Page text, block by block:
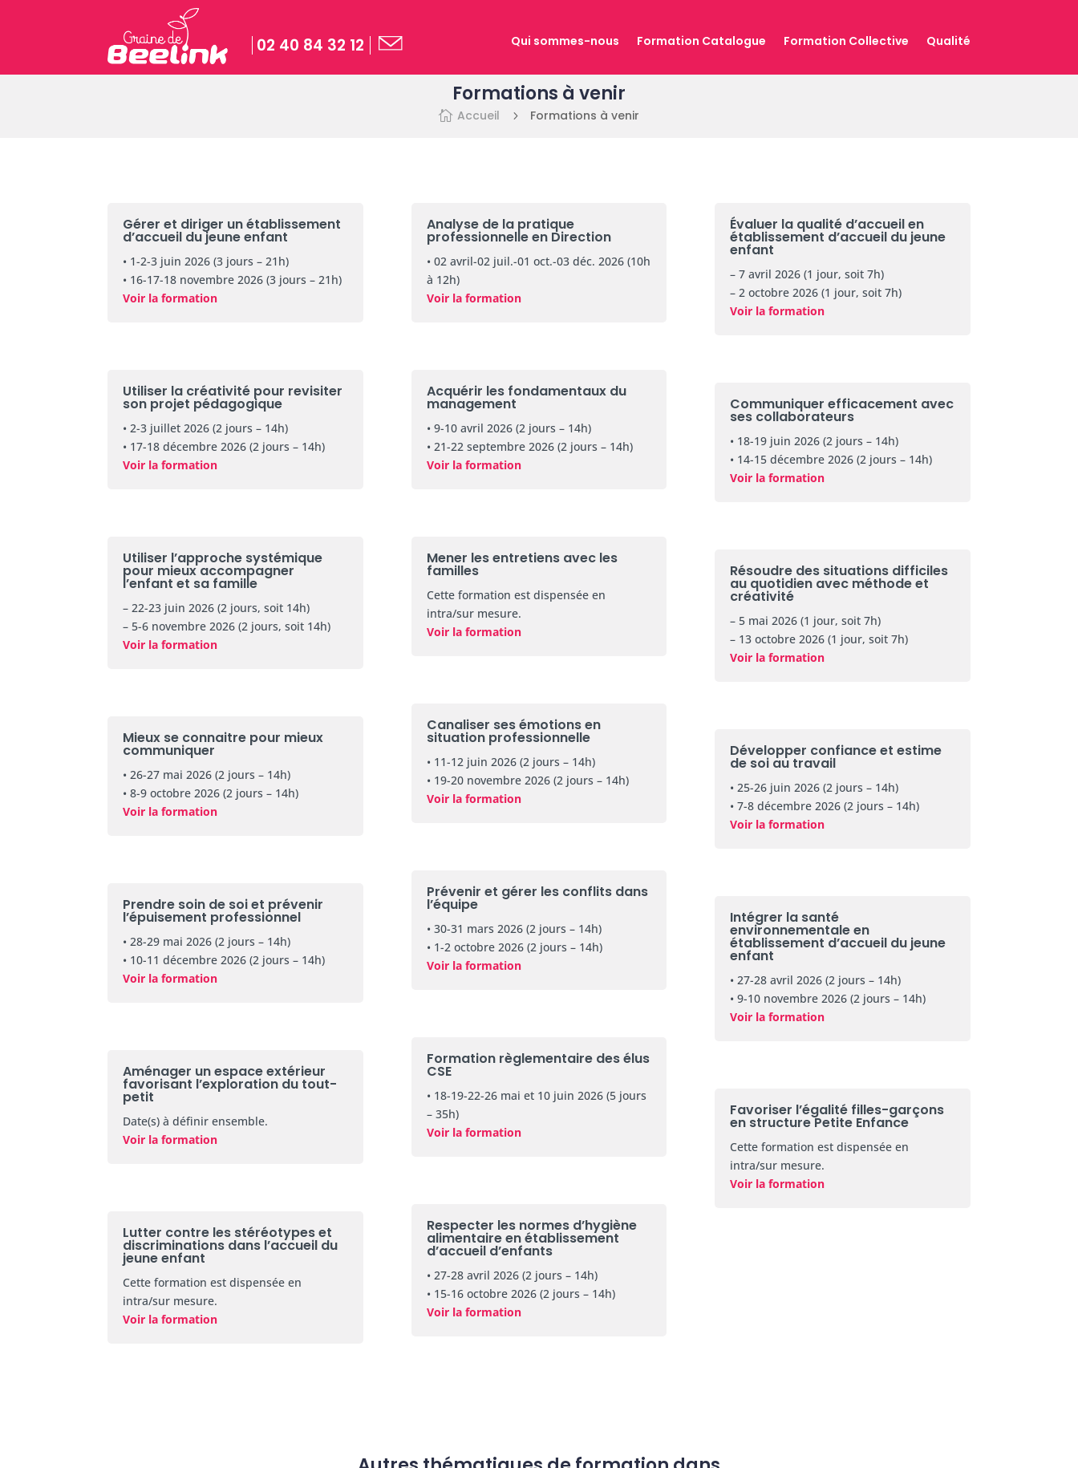
02 40 84 32 12 Qui sommes-nous Formation Catalogue Formation Collective Qualité
Formations à venir
 Accueil 5 Formations à venir
Gérer et diriger un établissement
d’accueil du jeune enfant
• 1-2-3 juin 2026 (3 jours – 21h)
• 16-17-18 novembre 2026 (3 jours – 21h)
Voir la formation
Utiliser la créativité pour revisiter
son projet pédagogique
• 2-3 juillet 2026 (2 jours – 14h)
• 17-18 décembre 2026 (2 jours – 14h)
Voir la formation
Utiliser l’approche systémique
pour mieux accompagner
l’enfant et sa famille
– 22-23 juin 2026 (2 jours, soit 14h)
– 5-6 novembre 2026 (2 jours, soit 14h)
Voir la formation
Mieux se connaitre pour mieux
communiquer
• 26-27 mai 2026 (2 jours – 14h)
• 8-9 octobre 2026 (2 jours – 14h)
Voir la formation
Prendre soin de soi et prévenir
l’épuisement professionnel
• 28-29 mai 2026 (2 jours – 14h)
• 10-11 décembre 2026 (2 jours – 14h)
Voir la formation
Aménager un espace extérieur
favorisant l’exploration du tout-
petit
Date(s) à définir ensemble.
Voir la formation
Lutter contre les stéréotypes et
discriminations dans l’accueil du
jeune enfant
Cette formation est dispensée en
intra/sur mesure.
Voir la formation
Analyse de la pratique
professionnelle en Direction
• 02 avril-02 juil.-01 oct.-03 déc. 2026 (10h
à 12h)
Voir la formation
Acquérir les fondamentaux du
management
• 9-10 avril 2026 (2 jours – 14h)
• 21-22 septembre 2026 (2 jours – 14h)
Voir la formation
Mener les entretiens avec les
familles
Cette formation est dispensée en
intra/sur mesure.
Voir la formation
Canaliser ses émotions en
situation professionnelle
• 11-12 juin 2026 (2 jours – 14h)
• 19-20 novembre 2026 (2 jours – 14h)
Voir la formation
Prévenir et gérer les conflits dans
l’équipe
• 30-31 mars 2026 (2 jours – 14h)
• 1-2 octobre 2026 (2 jours – 14h)
Voir la formation
Formation règlementaire des élus
CSE
• 18-19-22-26 mai et 10 juin 2026 (5 jours
– 35h)
Voir la formation
Respecter les normes d’hygiène
alimentaire en établissement
d’accueil d’enfants
• 27-28 avril 2026 (2 jours – 14h)
• 15-16 octobre 2026 (2 jours – 14h)
Voir la formation
Évaluer la qualité d’accueil en
établissement d’accueil du jeune
enfant
– 7 avril 2026 (1 jour, soit 7h)
– 2 octobre 2026 (1 jour, soit 7h)
Voir la formation
Communiquer efficacement avec
ses collaborateurs
• 18-19 juin 2026 (2 jours – 14h)
• 14-15 décembre 2026 (2 jours – 14h)
Voir la formation
Résoudre des situations difficiles
au quotidien avec méthode et
créativité
– 5 mai 2026 (1 jour, soit 7h)
– 13 octobre 2026 (1 jour, soit 7h)
Voir la formation
Développer confiance et estime
de soi au travail
• 25-26 juin 2026 (2 jours – 14h)
• 7-8 décembre 2026 (2 jours – 14h)
Voir la formation
Intégrer la santé
environnementale en
établissement d’accueil du jeune
enfant
• 27-28 avril 2026 (2 jours – 14h)
• 9-10 novembre 2026 (2 jours – 14h)
Voir la formation
Favoriser l’égalité filles-garçons
en structure Petite Enfance
Cette formation est dispensée en
intra/sur mesure.
Voir la formation